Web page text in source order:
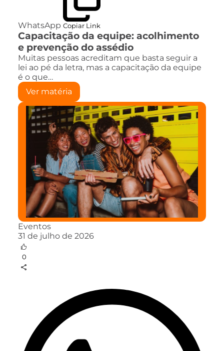
WhatsApp Copiar Link
Capacitação da equipe: acolhimento
e prevenção do assédio
Muitas pessoas acreditam que basta seguir a
lei ao pé da letra, mas a capacitação da equipe
é o que…
Ver matéria
Eventos
31 de julho de 2026
0